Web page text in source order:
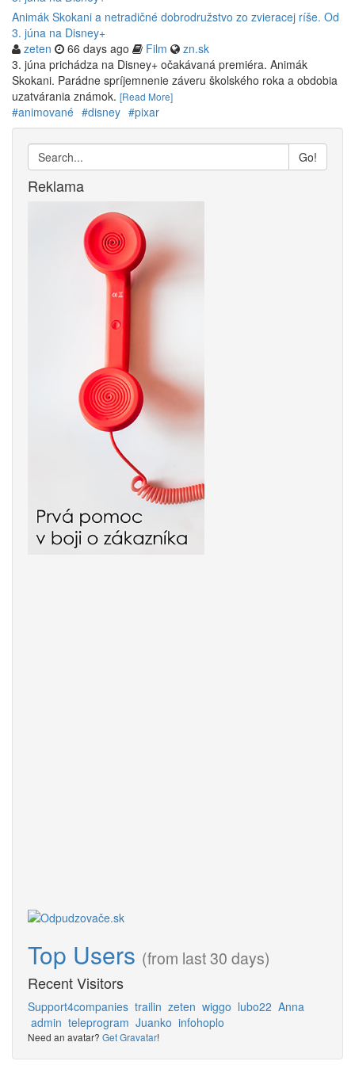
Animák Skokani a netradičné dobrodružstvo zo zvieracej ríše. Od
3. júna na Disney+
zeten
66 days ago Film
zn.sk
3. júna prichádza na Disney+ očakávaná premiéra. Animák
Skokani. Parádne spríjemnenie záveru školského roka a obdobia
uzatvárania známok. [Read More]
#animované #disney #pixar
Go!
Reklama
Top Users (from last 30 days)
Recent Visitors
Support4companies trailin zeten wiggo lubo22 Anna
admin teleprogram Juanko infohoplo
Need an avatar? Get Gravatar!